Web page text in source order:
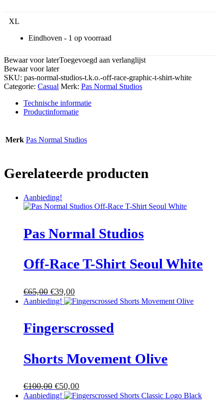
XL
Eindhoven - 1
Bewaar voor laterToegevoegd aan verlanglijst
Bewaar voor later
SKU: pas-normal-studios-t.k.o.-off-race-graphic-t-shirt-white
Categorie: Casual Merk: Pas Normal Studios
Technische informatie
Productinformatie
Merk Pas Normal Studios
Gerelateerde producten
Aanbieding!
Pas Normal Studios
Off-Race T-Shirt Seoul White
€65,00 €39,00
Aanbieding!
Fingerscrossed
Shorts Movement Olive
€100,00 €50,00
Aanbieding!